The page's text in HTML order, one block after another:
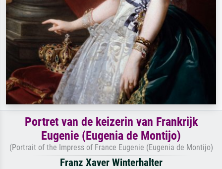
Portret van de keizerin van Frankrijk
Eugenie (Eugenia de Montijo)
(Portrait of the Impress of France Eugenie (Eugenia de Montijo)
Franz Xaver Winterhalter